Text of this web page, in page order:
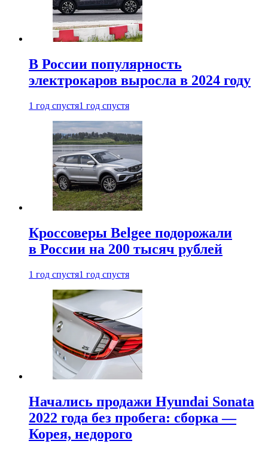
В России популярность
электрокаров выросла в 2024 году
1 год спустя1 год спустя
Кроссоверы Belgee подорожали
в России на 200 тысяч рублей
1 год спустя1 год спустя
Начались продажи Hyundai Sonata
2022 года без пробега: сборка —
Корея, недорого